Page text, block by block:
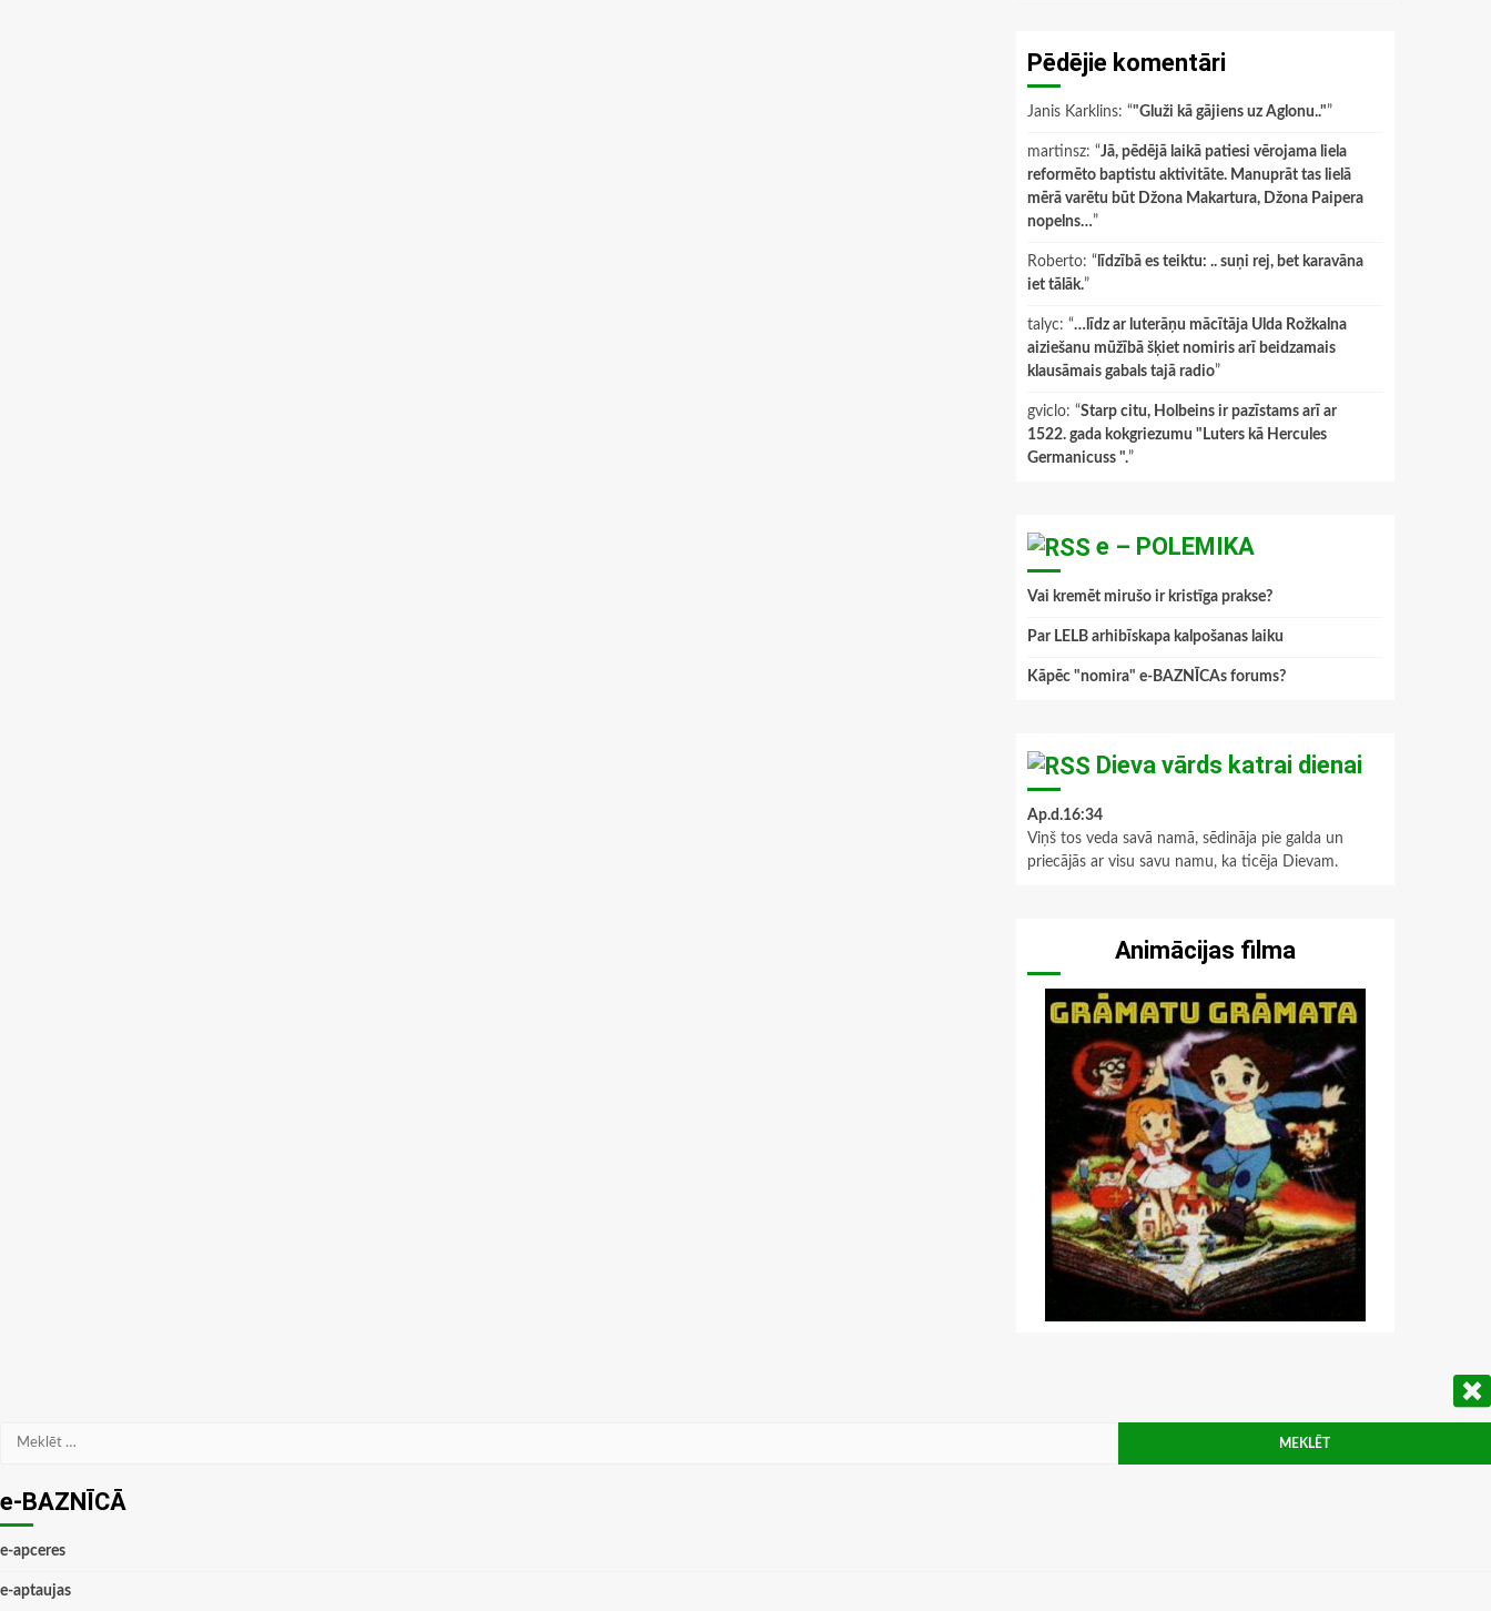
Pēdējie komentāri
Janis Karklins: “"Gluži kā gājiens uz Aglonu.."”
martinsz: “Jā, pēdējā laikā patiesi vērojama liela
reformēto baptistu aktivitāte. Manuprāt tas lielā
mērā varētu būt Džona Makartura, Džona Paipera
nopelns…”
Roberto: “ līdzībā es teiktu: .. suņi rej, bet karavāna
iet tālāk.”
talyc: “…līdz ar luterāņu mācītāja Ulda Rožkalna
aiziešanu mūžībā šķiet nomiris arī beidzamais
klausāmais gabals tajā radio”
gviclo: “Starp citu, Holbeins ir pazīstams arī ar
1522. gada kokgriezumu "Luters kā Hercules
Germanicuss ".”
e – POLEMIKA
Vai kremēt mirušo ir kristīga prakse?
Par LELB arhibīskapa kalpošanas laiku
Kāpēc "nomira" e-BAZNĪCAs forums?
Dieva vārds katrai dienai
Ap.d.16:34
Viņš tos veda savā namā, sēdināja pie galda un
priecājās ar visu savu namu, ka ticēja Dievam.
Animācijas filma
Meklēt:
e-BAZNĪCĀ
e-apceres
e-aptaujas